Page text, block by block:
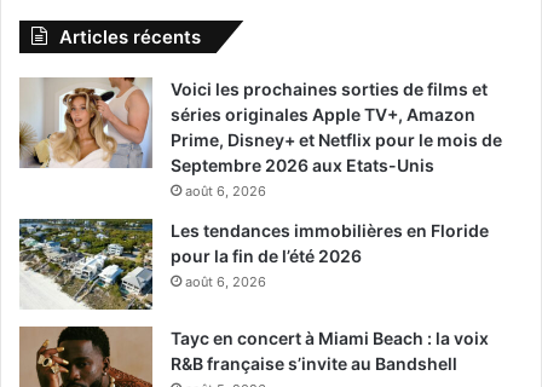
Articles récents
Voici les prochaines sorties de films et
séries originales Apple TV+, Amazon
Prime, Disney+ et Netflix pour le mois de
Septembre 2026 aux Etats-Unis
août 6, 2026
Les tendances immobilières en Floride
pour la fin de l’été 2026
août 6, 2026
Tayc en concert à Miami Beach : la voix
R&B française s’invite au Bandshell